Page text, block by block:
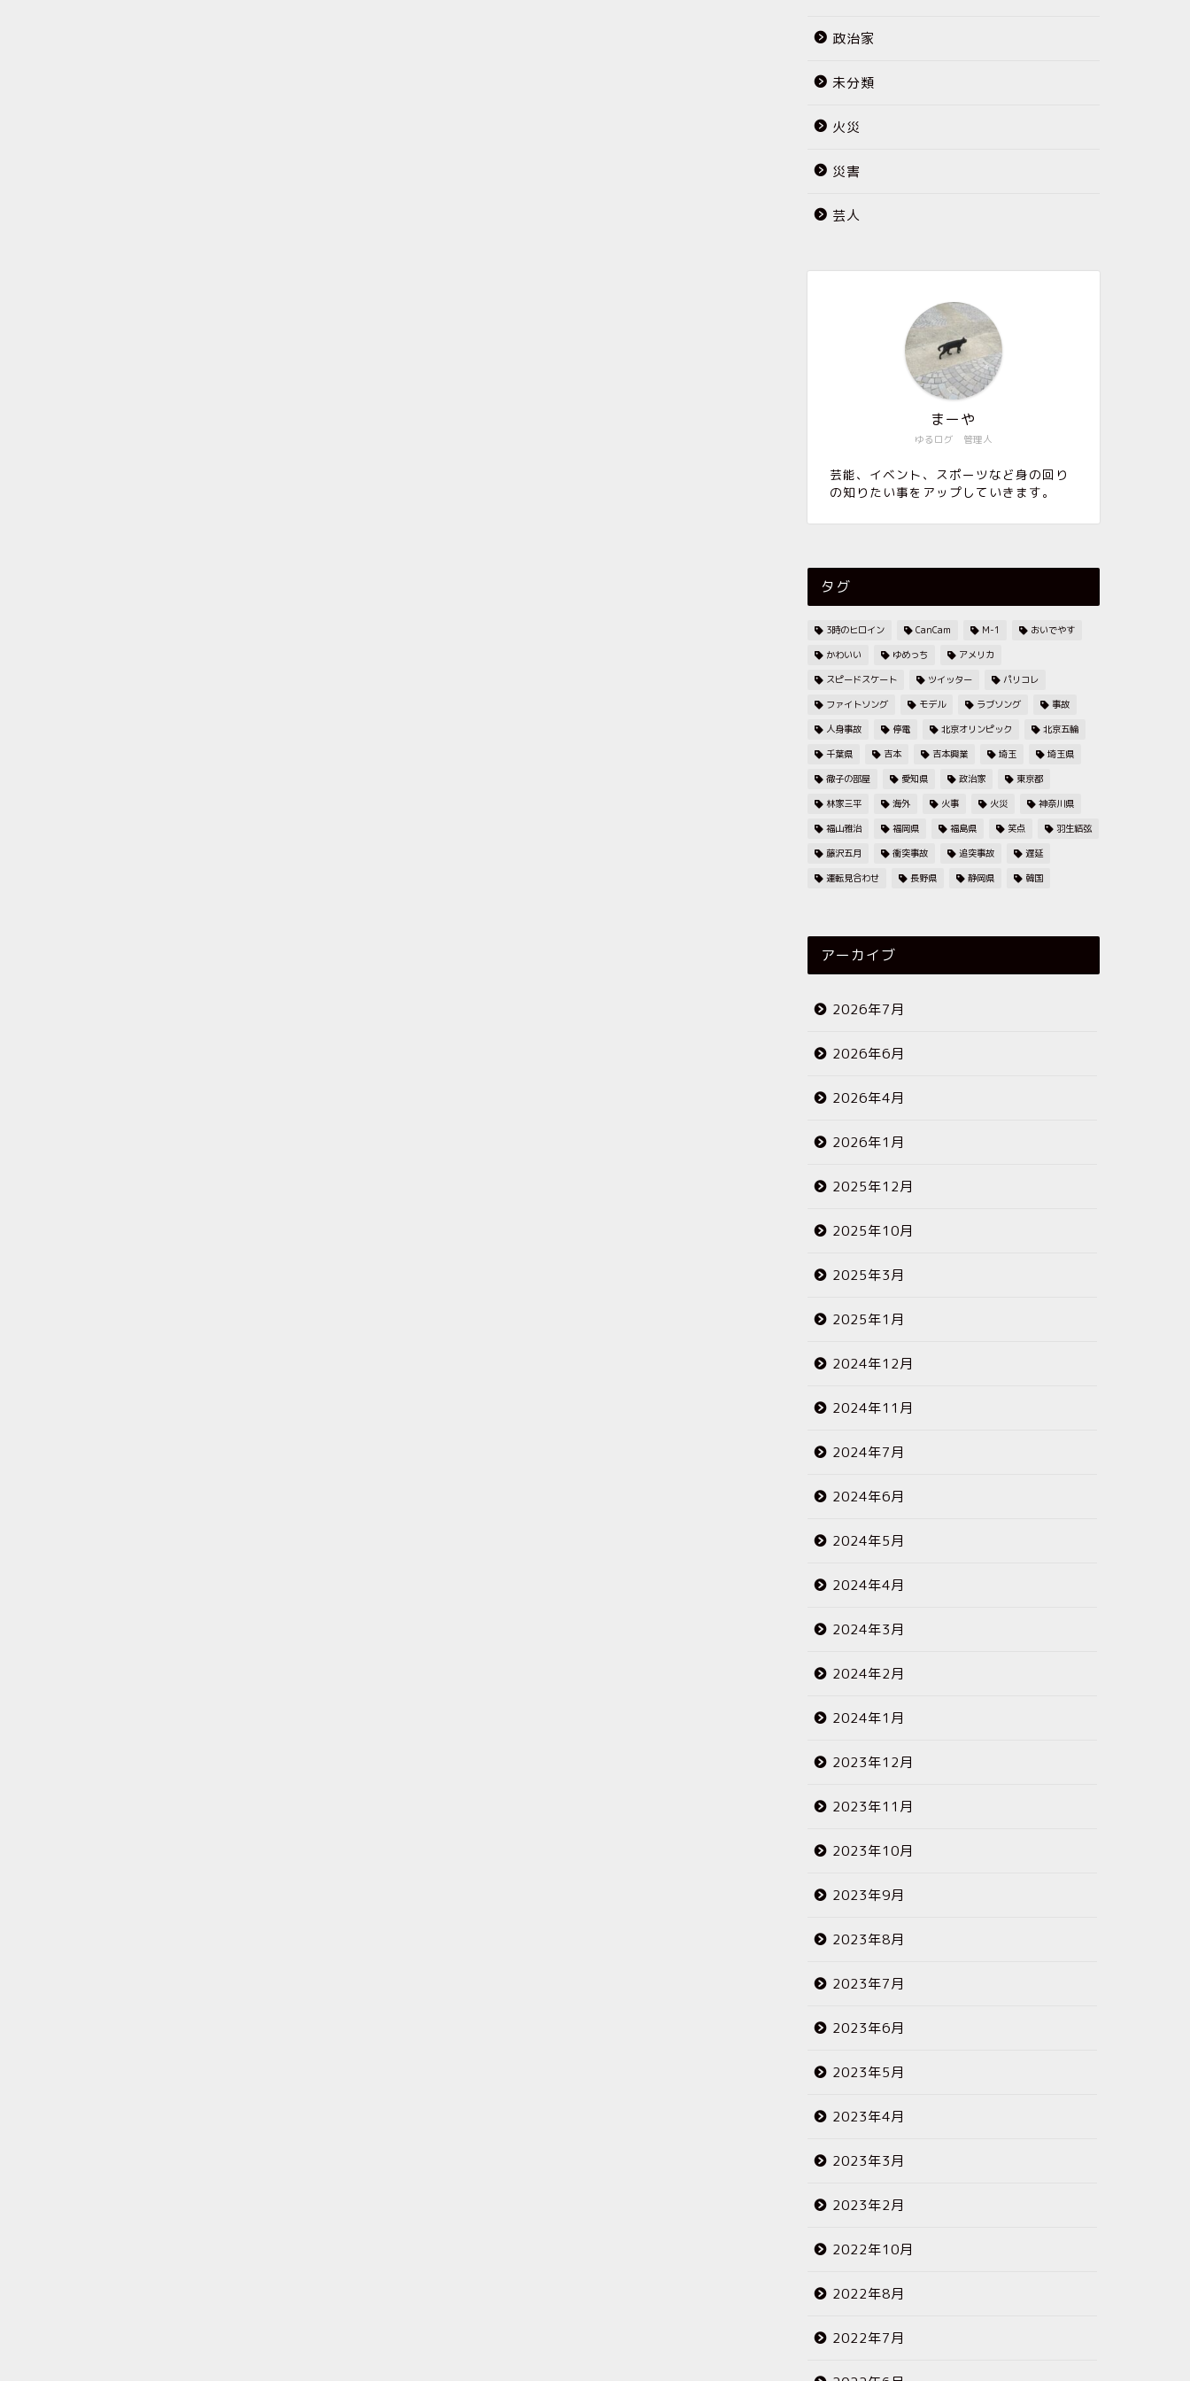
政治家
未分類
火災
災害
芸人
ゆるログ 管理人
まーや
芸能、イベント、スポーツなど身の回り
の知りたい事をアップしていきます。
タグ
3時のヒロイン CanCam M-1
おいでやす
かわいい
ゆめっち
アメリカ
スピードスケート
ツイッター
パリコレ
ファイトソング
モデル ラブソング
事故
人身事故
停電 北京オリンピック
北京五輪
千葉県
吉本 吉本興業 埼玉
埼玉県
徹子の部屋
愛知県 政治家
東京都
林家三平
海外 火事 火災
神奈川県
福山雅治
福岡県 福島県 笑点
羽生結弦
藤沢五月
衝突事故 追突事故
遅延
運転見合わせ
長野県 静岡県 韓国
アーカイブ
2026年7月
2026年6月
2026年4月
2026年1月
2025年12月
2025年10月
2025年3月
2025年1月
2024年12月
2024年11月
2024年7月
2024年6月
2024年5月
2024年4月
2024年3月
2024年2月
2024年1月
2023年12月
2023年11月
2023年10月
2023年9月
2023年8月
2023年7月
2023年6月
2023年5月
2023年4月
2023年3月
2023年2月
2022年10月
2022年8月
2022年7月